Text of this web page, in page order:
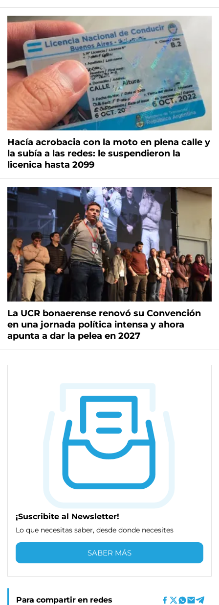
Hacía acrobacia con la moto en plena calle y
la subía a las redes: le suspendieron la
licenica hasta 2099
La UCR bonaerense renovó su Convención
en una jornada política intensa y ahora
apunta a dar la pelea en 2027
¡Suscribite al Newsletter!
Lo que necesitas saber, desde donde necesites
SABER MÁS
Para compartir en redes